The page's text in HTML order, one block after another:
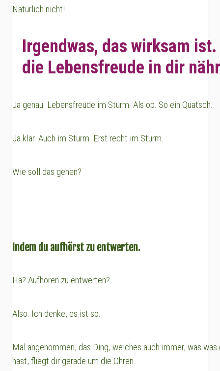
Natürlich nicht!
Irgendwas, das wirksam ist.
die Lebensfreude in dir
Ja genau. Lebensfreude im Sturm. Als ob. So ein Quatsch.
Ja klar. Auch im Sturm. Erst recht im Sturm.
Wie soll das gehen?
Indem du aufhörst zu entwerten.
Hä? Aufhören zu entwerten?
Also. Ich denke, es ist so.
Mal angenommen, das Ding, welches auch immer, was
hast, fliegt dir gerade um die Ohren.